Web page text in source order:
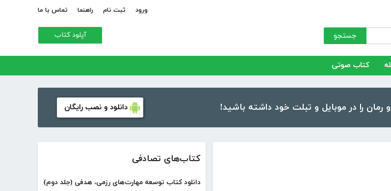
ورود ثبت نام راهنما تماس با ما
جستجو آپلود کتاب
کتاب صوتی
دانلود و نصب رایگان
کتاب‌های تصادفی
دانلود کتاب توسعه مهارت‌های رزمی، هدفی (جلد دوم)